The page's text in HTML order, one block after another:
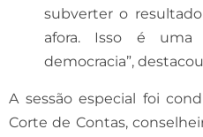
subverter o
afora. Isso é uma
democracia”,
A sessão especial foi
Corte de Contas,